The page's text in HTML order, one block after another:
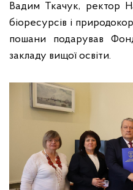
Вадим Ткачук, ректор
біоресурсів і
пошани подарував
закладу вищої освіти.